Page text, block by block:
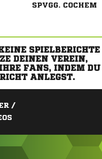
SPVGG. COCHEM
SPIELBERICHTE
DEINEN VEREIN,
FANS, INDEM DU
ANLEGST.
/